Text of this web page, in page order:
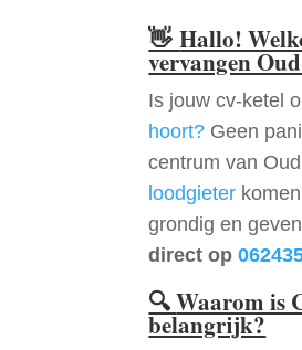
👋Hallo!
vervangen
Is jouw cv-ketel
hoort? Geen
centrum van
loodgieter
grondig en
direct op
🔍Waarom is
belangrijk?